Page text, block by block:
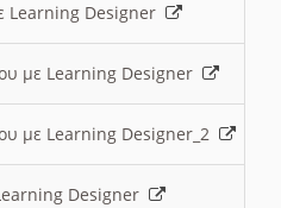
Learning Designer
με Learning Designer
με Learning Designer_2
Designer